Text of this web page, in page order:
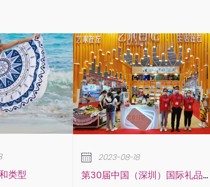
08-18
第30届中国（深圳）国际礼品展
2023-08-18
下雨天如何保养家里的